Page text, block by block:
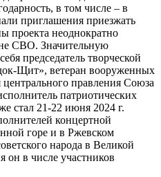
в том числе – в
приглашения приезжать
проекта неоднократно
СВО. Значительную
председатель творческой
Щит», ветеран вооруженных
центрального правления Союза
патриотических
стал 21-22 июня 2024 г.
концертной
горе и в Ржевском
народа в Великой
он в числе участников